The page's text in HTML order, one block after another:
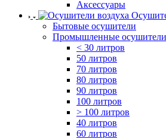
Аксессуары
Бытовые осушители
Промышленные осушители
< 30 литров
50 литров
70 литров
80 литров
90 литров
100 литров
> 100 литров
40 литров
60 литров